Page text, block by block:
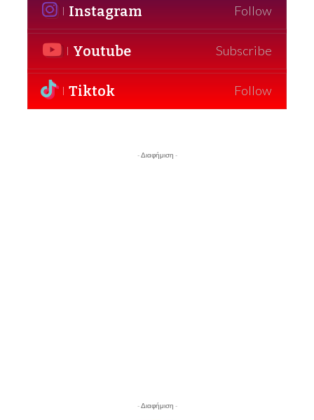
Instagram Follow
Youtube Subscribe
Tiktok Follow
- Διαφήμιση -
- Διαφήμιση -